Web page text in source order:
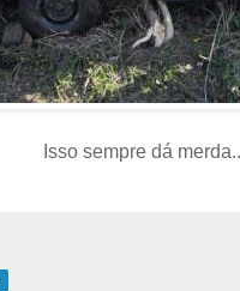
Isso sempre dá